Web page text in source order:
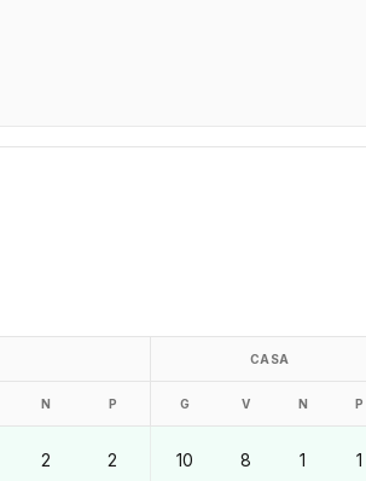
CASA
N P G V N P
2 2 10 8 1 1